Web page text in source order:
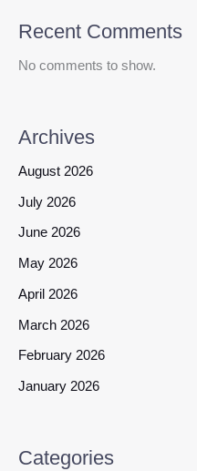
Recent Comments
No comments to show.
Archives
August 2026
July 2026
June 2026
May 2026
April 2026
March 2026
February 2026
January 2026
Categories